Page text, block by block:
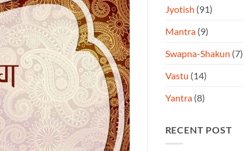
Jyotish (91)
Mantra(9)
Swapna-Shakun (7)
Vastu (14)
Yantra(8)
RECENT POST